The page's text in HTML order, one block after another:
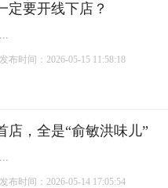
定要开线下店？
...
发布时间：2026-05-15 11:58:18
店，全是“俞敏洪味儿”
...
发布时间：2026-05-14 17:05:54